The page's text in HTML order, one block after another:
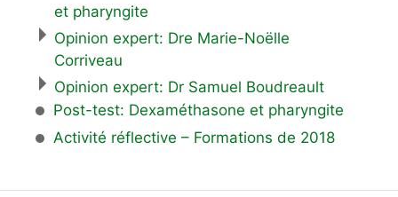
et pharyngite
Opinion expert: Dre Marie-Noëlle
Corriveau
Opinion expert: Dr Samuel Boudreault
Post-test: Dexaméthasone et pharyngite
Activité réflective – Formations de 2018